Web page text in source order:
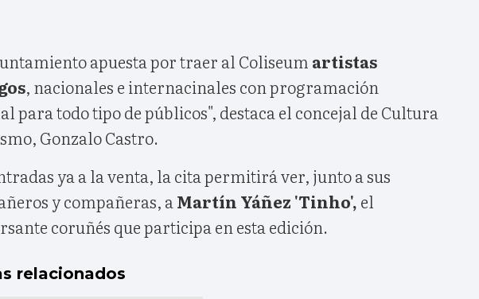
apuesta por traer al Coliseum artistas
, nacionales e internacinales con programación
para todo tipo de públicos", destaca el concejal de Cultura
Gonzalo Castro.
ya a la venta, la cita permitirá ver, junto a sus
y compañeras, a Martín Yáñez 'Tinho', el
coruñés que participa en esta edición.
relacionados